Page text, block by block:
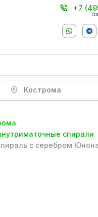
+7
Кострома
спирали
с серебром